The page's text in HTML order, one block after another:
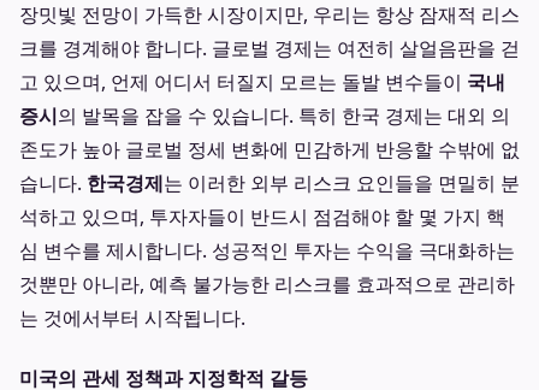
장밋빛 전망이 가득한 시장이지만, 우리는 항상 잠재적 리스
크를 경계해야 합니다. 글로벌 경제는 여전히 살얼음판을 걷
고 있으며, 언제 어디서 터질지 모르는 돌발 변수들이 국내
증시의 발목을 잡을 수 있습니다. 특히 한국 경제는 대외 의
존도가 높아 글로벌 정세 변화에 민감하게 반응할 수밖에 없
습니다. 한국경제는 이러한 외부 리스크 요인들을 면밀히 분
석하고 있으며, 투자자들이 반드시 점검해야 할 몇 가지 핵
심 변수를 제시합니다. 성공적인 투자는 수익을 극대화하는
것뿐만 아니라, 예측 불가능한 리스크를 효과적으로 관리하
는 것에서부터 시작됩니다.
미국의 관세 정책과 지정학적 갈등